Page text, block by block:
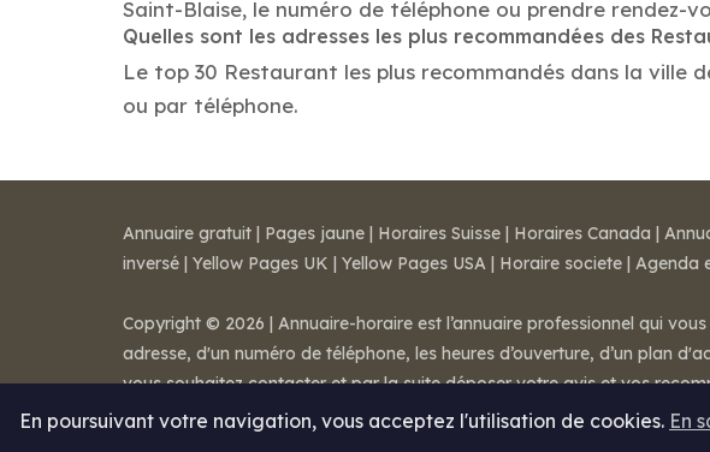
Saint-Blaise, le numéro de téléphone ou prendre rendez-
Quelles sont les adresses les plus recommandées des
Le top 30 Restaurant les plus recommandés dans la ville
ou par téléphone.
En poursuivant votre navigation, vous acceptez l'utilisation de cookies. En
Annuaire gratuit | Pages jaune | Horaires Suisse | Horaires Canada |
inversé | Yellow Pages UK | Yellow Pages USA | Horaire societe | Agenda
Copyright © 2026 | Annuaire-horaire est l’annuaire professionnel qui
adresse, d'un numéro de téléphone, les heures d’ouverture, d’un plan
vous souhaitez contacter et par la suite déposer votre avis et vos
Mentions légales-Conditions de ventes- Contact